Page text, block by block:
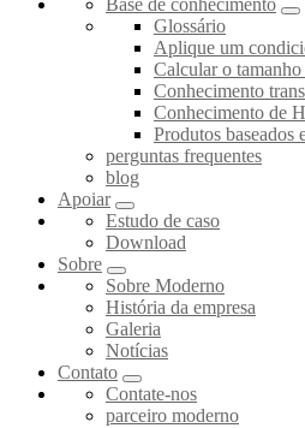
Base de conhecimento
Glossário
Aplique um
Calcular o
Conhecimento
Conhecimento de
Produtos baseados
perguntas frequentes
blog
Apoiar
Estudo de caso
Download
Sobre
Sobre Moderno
História da empresa
Galeria
Notícias
Contato
Contate-nos
parceiro moderno